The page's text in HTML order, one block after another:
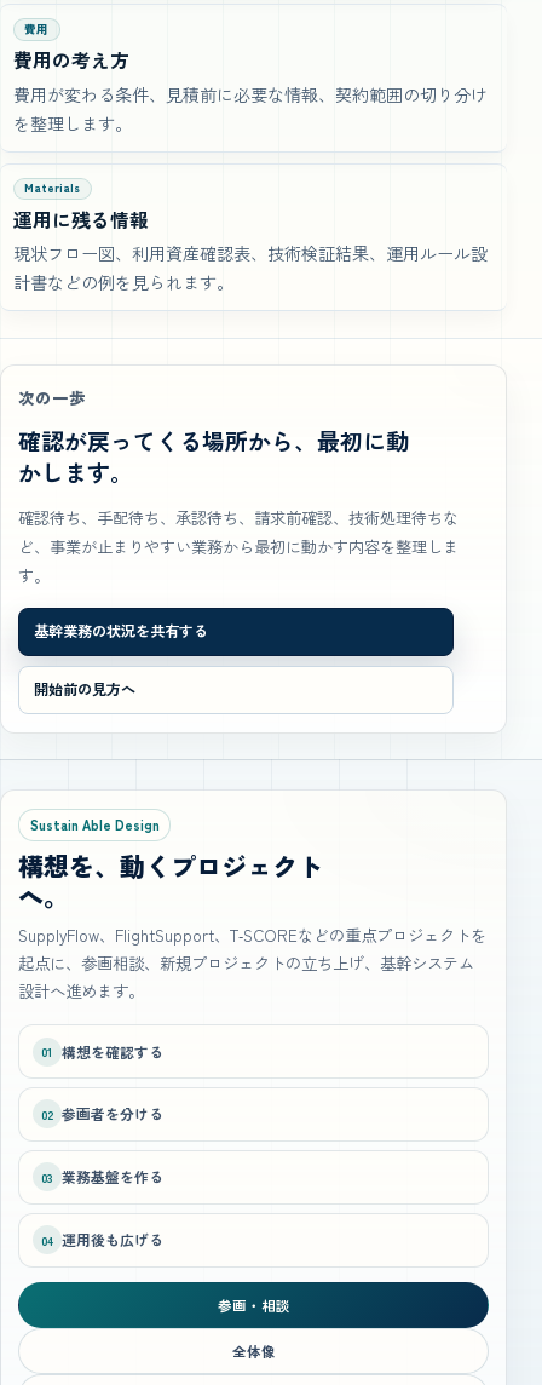
費用
費用の考え方
費用が変わる条件、見積前に必要な情報、契約範囲の切り分け
を整理します。
Materials
運用に残る情報
現状フロー図、利用資産確認表、技術検証結果、運用ルール設
計書などの例を見られます。
次の一歩
確認が戻ってくる場所から、最初に動
かします。
確認待ち、手配待ち、承認待ち、請求前確認、技術処理待ちな
ど、事業が止まりやすい業務から最初に動かす内容を整理しま
す。
基幹業務の状況を共有する
開始前の見方へ
Sustain Able Design
構想を、動くプロジェクト
へ。
SupplyFlow、FlightSupport、T‑SCOREなどの重点プロジェクトを
起点に、参画相談、新規プロジェクトの立ち上げ、基幹システム
設計へ進めます。
01 構想を確認する
02 参画者を分ける
03 業務基盤を作る
04 運用後も広げる
参画・相談
全体像